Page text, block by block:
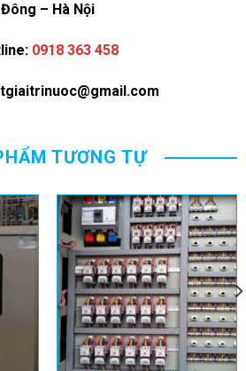
Đông – Hà Nội
0918 363 458
TƯƠNG TỰ